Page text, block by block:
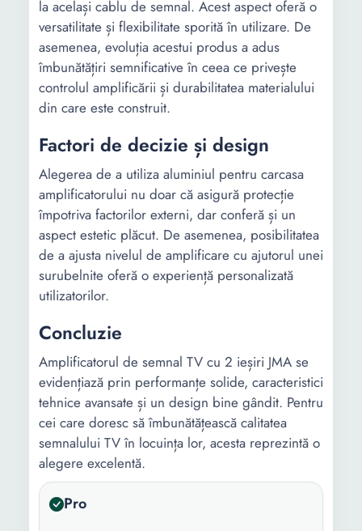
la același cablu de semnal. Acest aspect oferă o
versatilitate și flexibilitate sporită în utilizare. De
asemenea, evoluția acestui produs a adus
îmbunătățiri semnificative în ceea ce privește
controlul amplificării și durabilitatea materialului
din care este construit.
Factori de decizie și design
Alegerea de a utiliza aluminiul pentru carcasa
amplificatorului nu doar că asigură protecție
împotriva factorilor externi, dar conferă și un
aspect estetic plăcut. De asemenea, posibilitatea
de a ajusta nivelul de amplificare cu ajutorul unei
surubelnite oferă o experiență personalizată
utilizatorilor.
Concluzie
Amplificatorul de semnal TV cu 2 ieșiri JMA se
evidențiază prin performanțe solide, caracteristici
tehnice avansate și un design bine gândit. Pentru
cei care doresc să îmbunătățească calitatea
semnalului TV în locuința lor, acesta reprezintă o
alegere excelentă.
Pro